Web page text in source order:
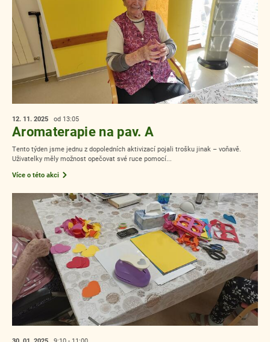
12. 11. 2025 od 13:05
Aromaterapie na pav. A
Tento týden jsme jednu z dopoledních aktivizací pojali trošku jinak – voňavě.
Uživatelky měly možnost opečovat své ruce pomocí...
Více o této akci